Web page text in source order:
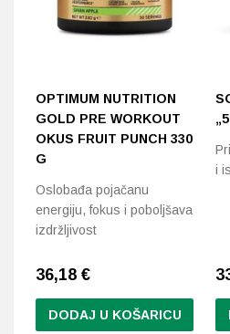
OPTIMUM NUTRITION
GOLD PRE WORKOUT
OKUS FRUIT PUNCH 330
G
Oslobađa pojačanu
energiju, fokus i poboljšava
izdržljivost
36,18 €
DODAJ U KOŠARICU
i